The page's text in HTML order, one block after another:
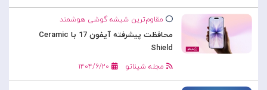
مقاوم‌ترین شیشه گوشی هوشمند
محافظت پیشرفته آیفون 17 با Ceramic
Shield
مجله شیناتو ۱۴۰۴/۶/۲۰